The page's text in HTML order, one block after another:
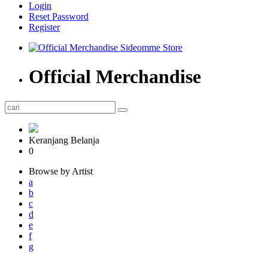
Login
Reset Password
Register
Official Merchandise
Keranjang Belanja
0
Browse by Artist
a
b
c
d
e
f
g